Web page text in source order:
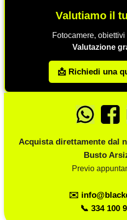
Valutiamo il
Fotocamere,
Valutazione
📩 Richiedi una
Acquista direttamente dal
Busto
Previo
✉️
📞 334 100